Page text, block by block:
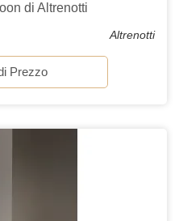
di Altrenotti
Altrenotti
Prezzo